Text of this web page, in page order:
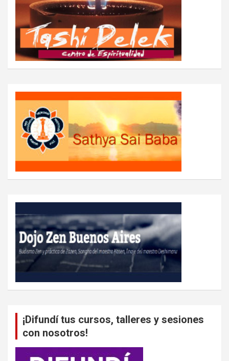
¡Difundí tus cursos, talleres y sesiones
con nosotros!